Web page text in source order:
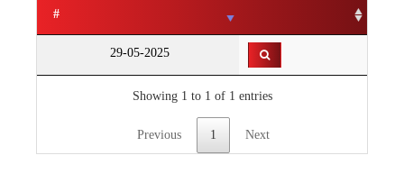
#
29-05-2025
Showing 1 to 1 of 1 entries
Previous 1 Next